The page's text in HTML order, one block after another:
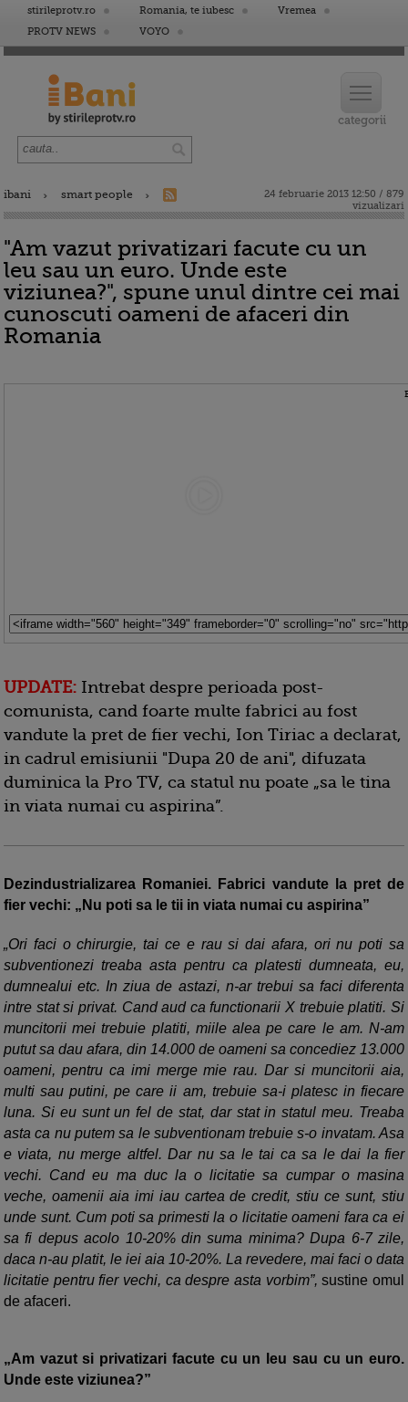
stirileprotv.ro Romania, te iubesc
Vremea
PROTV NEWS
VOYO
ibani smart people
24 februarie 2013 12:50 / 879
vizualizari
"Am vazut privatizari facute cu un
leu sau un euro. Unde este
viziunea?", spune unul dintre cei mai
cunoscuti oameni de afaceri din
Romania
UPDATE: Intrebat despre perioada post-
comunista, cand foarte multe fabrici au fost
vandute la pret de fier vechi, Ion Tiriac a declarat,
in cadrul emisiunii "Dupa 20 de ani", difuzata
duminica la Pro TV, ca statul nu poate „sa le tina
in viata numai cu aspirina”.
Dezindustrializarea Romaniei. Fabrici vandute la pret de
fier vechi: „Nu poti sa le tii in viata numai cu aspirina”
Ori faci o chirurgie, tai ce e rau si dai afara, ori nu poti sa
subventionezi treaba asta pentru ca platesti dumneata, eu,
dumnealui etc. In ziua de astazi, n-ar trebui sa faci diferenta
intre stat si privat. Cand aud ca functionarii X trebuie platiti. Si
muncitorii mei trebuie platiti, miile alea pe care le am. N-am
putut sa dau afara, din 14.000 de oameni sa concediez 13.000
oameni, pentru ca imi merge mie rau. Dar si muncitorii aia,
multi sau putini, pe care ii am, trebuie sa-i platesc in fiecare
luna. Si eu sunt un fel de stat, dar stat in statul meu. Treaba
asta ca nu putem sa le subventionam trebuie s-o invatam. Asa
e viata, nu merge altfel. Dar nu sa le tai ca sa le dai la fier
vechi. Cand eu ma duc la o licitatie sa cumpar o masina
veche, oamenii aia imi iau cartea de credit, stiu ce sunt, stiu
unde sunt. Cum poti sa primesti la o licitatie oameni fara ca ei
sa fi depus acolo 10-20% din suma minima? Dupa 6-7 zile,
daca n-au platit, le iei aia 10-20%. La revedere, mai faci o data
licitatie pentru fier vechi, ca despre asta vorbim”, sustine omul
de afaceri.
Am vazut si privatizari facute cu un leu sau cu un euro.
Unde este viziunea?”